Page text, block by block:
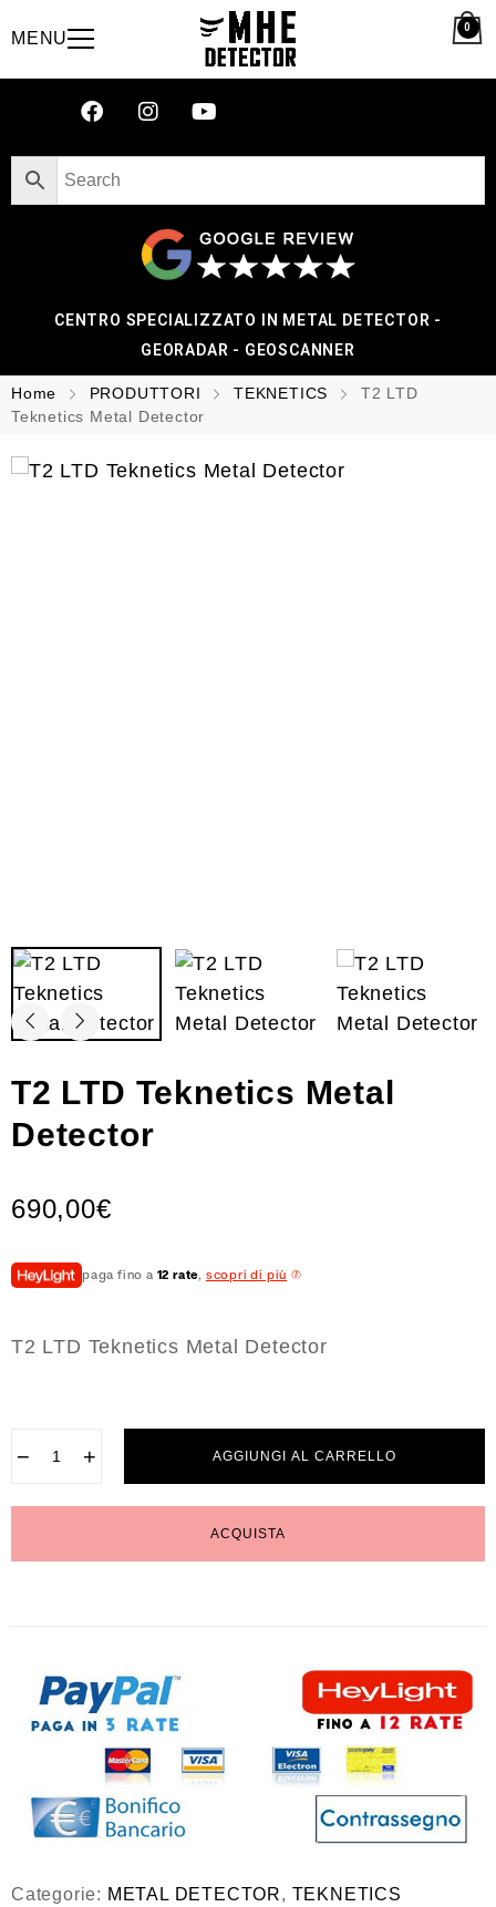
MENU
0
CENTRO SPECIALIZZATO IN METAL DETECTOR -
GEORADAR - GEOSCANNER
Home PRODUTTORI TEKNETICS
T2 LTD
Teknetics Metal Detector
T2 LTD Teknetics Metal
Detector
690,00€
paga fino a 12 rate, scopri di più
T2 LTD Teknetics Metal Detector
− + AGGIUNGI AL CARRELLO
ACQUISTA
Categorie: METAL DETECTOR, TEKNETICS